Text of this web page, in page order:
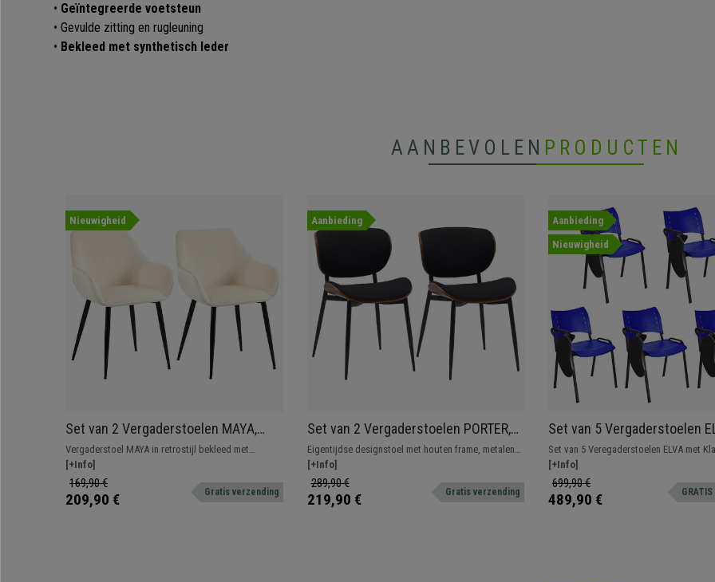
• Geïntegreerde voetsteun
• Gevulde zitting en rugleuning
• Bekleed met synthetisch leder
AANBEVOLEN PRODUCTEN
Nieuwigheid
Set van 2 Vergaderstoelen MAYA,
Comfortabel en Stabiel met Metalen
Poten, Bekleed met Beige Fluweel
Vergaderstoel MAYA in retrostijl bekleed met
hoogwaardige fluwelen stof met stevig frame en
massief houten poten.
[+Info]
169,90 €
209,90 € Gratis verzending
Aanbieding
Set van 2 Vergaderstoelen PORTER,
Elegant Design, Metalen Onderstel in
Walnoothout en Zwarte stof
Eigentijdse designstoel met houten frame, metalen
onderstel en bekleed met hoogwaardig synthetisch
leder.
[+Info]
289,90 €
219,90 € Gratis verzending
Aanbieding
Nieuwigheid
Set van 5 Vergaderstoelen
Klaptafeltje, Stapelbaar en
Zwarte Poten en Blauw
Set van 5 Veregaderstoelen ELVA met
Het perfecte model voor wie op zoek is
stevigheid, comfort en gebruiksgemak.
wachtkamers, vergaderruimtes,
[+Info]
699,90 €
489,90 €